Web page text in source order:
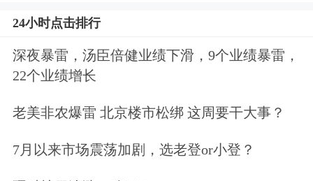
美国国务院在以色列、黎巴嫩和美国三
方华盛顿会谈结束后发表声明。声明指
出，此次会谈由美国国务卿鲁比奥主
持。与会各方就推动以色列与黎巴嫩启
效”的讨论。
24小时点击排行
深夜暴雷，汤臣倍健业绩下滑，9个业绩暴雷，
22个业绩增长
老美非农爆雷 北京楼市松绑 这周要干大事？
7月以来市场震荡加剧，选老登or小登？